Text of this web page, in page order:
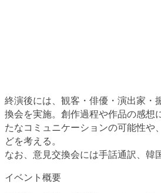
終演後には、観客・俳優・演出家・
換会を実施。創作過程や作品の感想
たなコミュニケーションの可能性や
どを考える。
なお、意見交換会には手話通訳、韓
イベント概要